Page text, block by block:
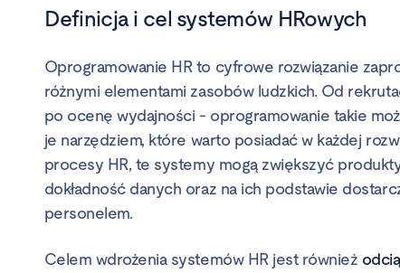
Definicja i cel systemów HRowych
Oprogramowanie HR to cyfrowe rozwiązanie
różnymi elementami zasobów ludzkich. Od
po ocenę wydajności - oprogramowanie takie
je narzędziem, które warto posiadać w każdej
procesy HR, te systemy mogą zwiększyć
dokładność danych oraz na ich podstawie
personelem.
Celem wdrożenia systemów HR jest również